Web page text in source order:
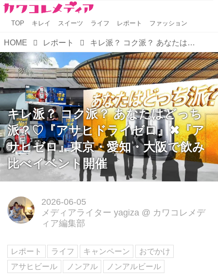
TOP キレイ スイーツ ライフ レポート ファッション
HOME レポート キレ派？ コク派？ あなたはどっち派？♡『アサヒドライゼロ』✖『アサヒゼロ』東京・愛知・大阪で飲み比べイベント開催
キレ派？ コク派？ あなたはどっち
派？♡『アサヒドライゼロ』✖『ア
サヒゼロ』東京・愛知・大阪で飲み
比べイベント開催
2026-06-05
メディアライター yagiza @ カワコレメデ
ィア編集部
レポート ライフ キャンペーン
おでかけ
アサヒビール
ノンアル
ノンアルビール